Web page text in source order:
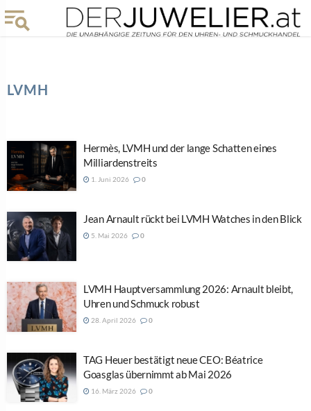
LVMH
Hermès, LVMH und der lange Schatten eines
Milliardenstreits
1. Juni 2026 0
Jean Arnault rückt bei LVMH Watches in den Blick
5. Mai 2026 0
LVMH Hauptversammlung 2026: Arnault bleibt,
Uhren und Schmuck robust
28. April 2026 0
TAG Heuer bestätigt neue CEO: Béatrice
Goasglas übernimmt ab Mai 2026
16. März 2026 0